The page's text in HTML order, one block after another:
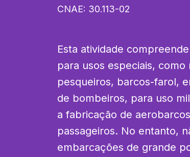
CNAE: 30.113-02
Esta atividade
para usos especiais,
pesqueiros, barcos-farol,
de bombeiros, para uso
a fabricação de
passageiros. No entanto,
embarcações de grande